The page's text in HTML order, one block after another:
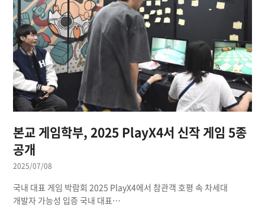
본교 게임학부, 2025 PlayX4서 신작 게임 5종
공개
2025/07/08
국내 대표 게임 박람회 2025 PlayX4에서 참관객 호평 속 차세대
개발자 가능성 입증 국내 대표…